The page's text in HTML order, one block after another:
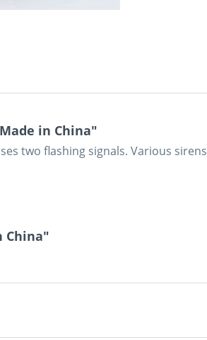
in China"
two flashing signals. Various
China"